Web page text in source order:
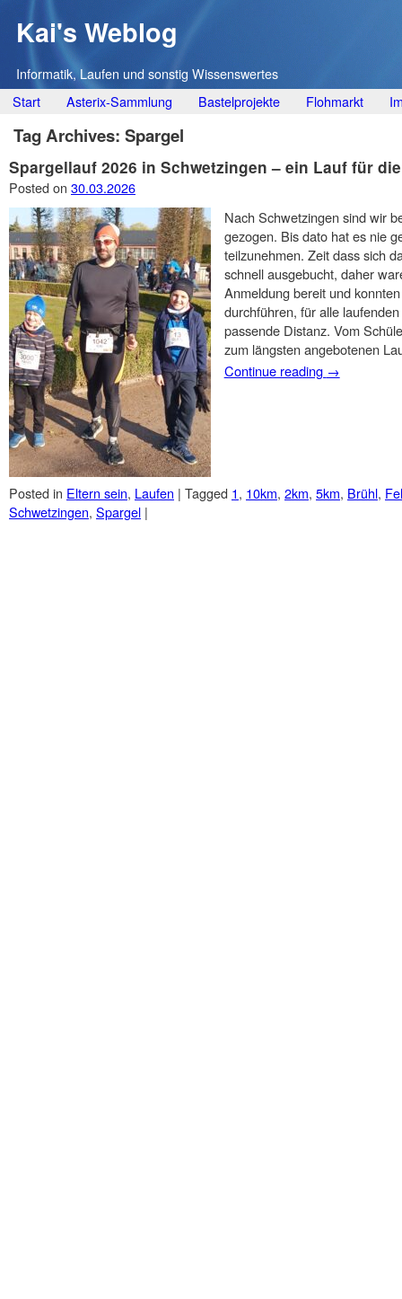
Kai's Weblog
Informatik, Laufen und sonstig Wissenswertes
Main menu
Skip
to
content
Start Asterix-Sammlung Bastelprojekte Flohmarkt
Tag Archives: Spargel
Spargellauf 2026 in Schwetzingen – ein Lauf für
Posted on 30.03.2026
Nach Schwetzingen sind wir
gezogen. Bis dato hat es nie
teilzunehmen. Zeit dass sich
schnell ausgebucht, daher
Anmeldung bereit und
durchführen, für alle
passende Distanz. Vom
zum längsten angebotenen
Continue reading →
Posted in Eltern sein, Laufen | Tagged 1, 10km, 2km, 5km, Brühl,
Schwetzingen, Spargel |